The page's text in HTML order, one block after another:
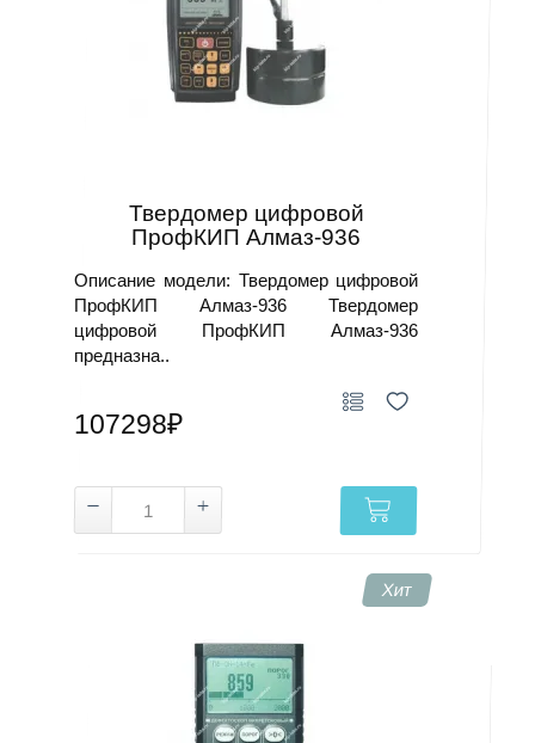
Твердомер цифровой
ПрофКИП Алмаз-936
Описание модели: Твердомер цифровой
ПрофКИП Алмаз-936 Твердомер
цифровой ПрофКИП Алмаз-936
предназна..
107298₽
Хит